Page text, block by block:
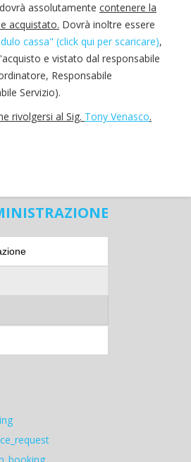
assolutamente contenere la
acquistato. Dovrà inoltre essere
cassa" (click qui per scaricare),
e vistato dal responsabile
Responsabile
Servizio).
rivolgersi al Sig. Tony Venasco.